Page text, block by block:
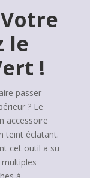
le
!
passer
? Le
accessoire
teint éclatant.
cet outil a su